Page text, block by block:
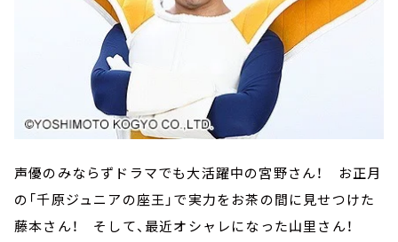
声優のみならずドラマでも大活躍中の宮野さん！ お正月
の「千原ジュニアの座王」で実力をお茶の間に見せつけた
藤本さん！ そして、最近オシャレになった山里さん！